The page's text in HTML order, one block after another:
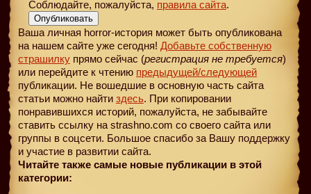
Соблюдайте, пожалуйста, правила сайта.
Опубликовать
Ваша личная horror-история может быть опубликована
на нашем сайте уже сегодня! Добавьте собственную
страшилку прямо сейчас (регистрация не требуется)
или перейдите к чтению предыдущей/следующей
публикации. Не вошедшие в основную часть сайта
статьи можно найти здесь. При копировании
понравившихся историй, пожалуйста, не забывайте
ставить ссылку на strashno.com со своего сайта или
группы в соцсети. Большое спасибо за Вашу поддержку
и участие в развитии сайта.
Читайте также самые новые публикации в этой
категории: